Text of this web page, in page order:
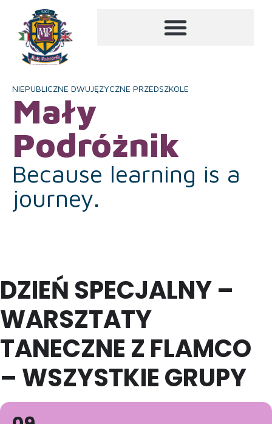
NIEPUBLICZNE DWUJĘZYCZNE PRZEDSZKOLE
Mały
Podróżnik
Because learning is a
journey.
DZIEŃ SPECJALNY –
WARSZTATY
TANECZNE Z FLAMCO
– WSZYSTKIE GRUPY